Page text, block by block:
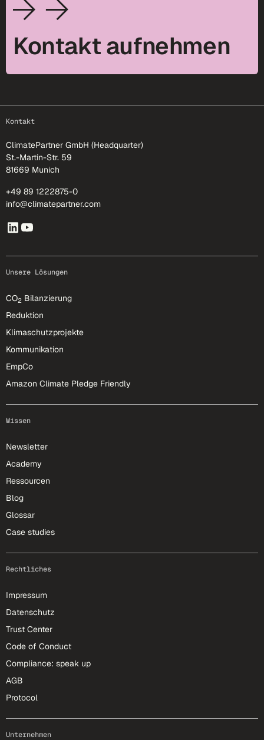
Kontakt aufnehmen
Kontakt
ClimatePartner GmbH (Headquarter)
St.-Martin-Str. 59
81669 Munich
+49 89 1222875-0
info@climatepartner.com
Unsere Lösungen
CO2 Bilanzierung
Reduktion
Klimaschutzprojekte
Kommunikation
EmpCo
Amazon Climate Pledge Friendly
Wissen
Newsletter
Academy
Ressourcen
Blog
Glossar
Case studies
Rechtliches
Impressum
Datenschutz
Trust Center
Code of Conduct
Compliance: speak up
AGB
Protocol
Unternehmen